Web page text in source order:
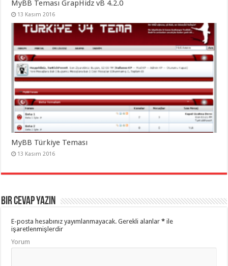
MyBB Teması GrapHidz vB 4.2.0
13 Kasım 2016
MyBB Türkiye Teması
13 Kasım 2016
Bir cevap yazın
E-posta hesabınız yayımlanmayacak. Gerekli alanlar* ile
işaretlenmişlerdir
Yorum